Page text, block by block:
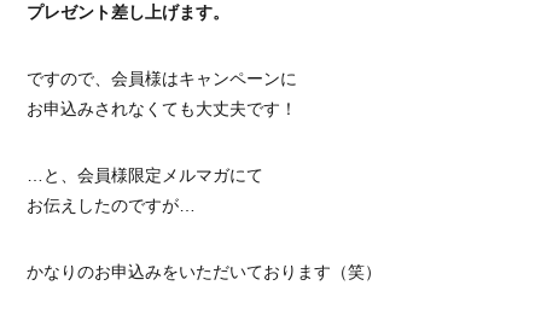
プレゼント差し上げます。
ですので、会員様はキャンペーンに
お申込みされなくても大丈夫です！
…と、会員様限定メルマガにて
お伝えしたのですが…
かなりのお申込みをいただいております（笑）